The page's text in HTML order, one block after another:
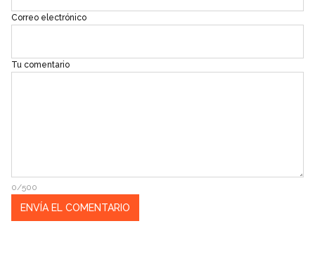
Correo electrónico
Tu comentario
0/500